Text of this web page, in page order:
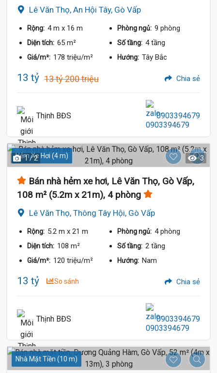
Lê Văn Thọ, An Hội Tây, Gò Vấp
Rộng: 4 m x 16 m Phòng ngủ: 9 phòng
Diện tích: 65 m² Số tầng: 4 tầng
Giá/m²: 178 triệu/m² Hướng: Tây Bắc
13 tỷ 13 tỷ 200 triệu Chia sẻ
Thịnh BĐS 0903394679
Hẻm Xe Hơi (4 m)
1 / 2 3
Bán nhà hẻm xe hơi, Lê Văn Thọ, Gò Vấp,
108 m² (5.2m x 21m), 4 phòng
Lê Văn Thọ, Thông Tây Hội, Gò Vấp
Rộng: 5.2 m x 21 m Phòng ngủ: 4 phòng
Diện tích: 108 m² Số tầng: 2 tầng
Giá/m²: 120 triệu/m² Hướng: Nam
13 tỷ So sánh Chia sẻ
Thịnh BĐS 0903394679
Nhà Mặt Tiền (10 m)